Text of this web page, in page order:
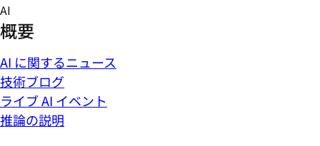
Skip
to
content
AI
概要
AI に関するニュース
技術ブログ
ライブ AI イベント
推論の説明